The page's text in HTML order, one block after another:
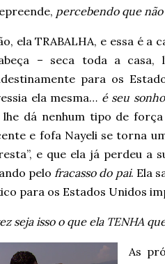
percebendo que
ela TRABALHA, e essa é
– seca toda a casa,
para os
ela mesma… é seu
lhe dá nenhum tipo de
e fofa Nayeli se torna
e que ela já perdeu a
pelo fracasso do pai. Ela
para os Estados Unidos
seja isso o que ela TENHA
As